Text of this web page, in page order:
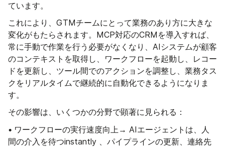
ています。
これにより、GTMチームにとって業務のあり方に大きな
変化がもたらされます。MCP対応のCRMを導入すれば、
常に手動で作業を行う必要がなくなり、AIシステムが顧客
のコンテキストを取得し、ワークフローを起動し、レコー
ドを更新し、ツール間でのアクションを調整し、業務タス
クをリアルタイムで継続的に自動化できるようになりま
す。
その影響は、いくつかの分野で顕著に見られる：
• ワークフローの実行速度向上 → AIエージェントは、人
間の介入を待つinstantly 、パイプラインの更新、連絡先